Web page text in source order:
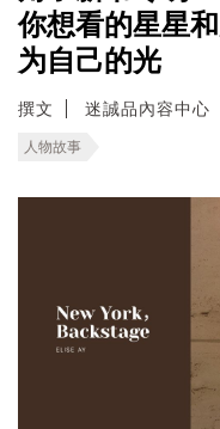
你想看的星星
为自己的光
撰文 迷誠品內容中心
人物故事